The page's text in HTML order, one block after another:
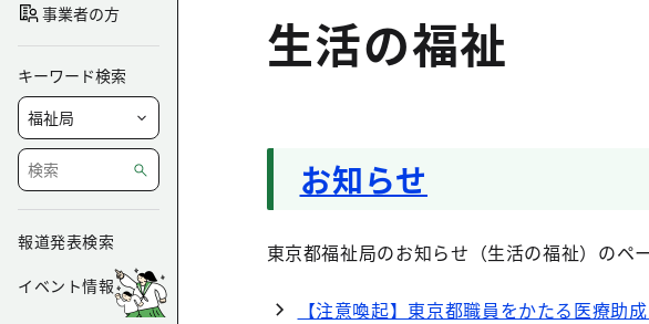
事業者の方
キーワード検索
報道発表検索
イベント情報
生活の福祉
お知らせ
東京都福祉局のお知らせ（生活の福祉）のペー
【注意喚起】東京都職員をかたる医療助